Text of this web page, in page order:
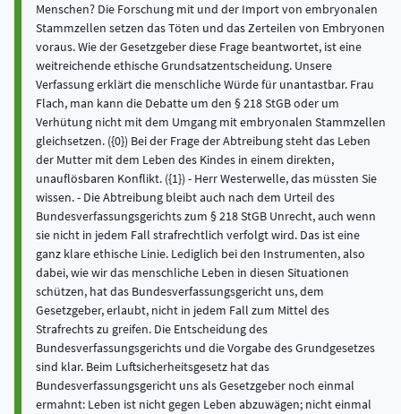
Menschen? Die Forschung mit und der Import von embryonalen
Stammzellen setzen das Töten und das Zerteilen von Embryonen
voraus. Wie der Gesetzgeber diese Frage beantwortet, ist eine
weitreichende ethische Grundsatzentscheidung. Unsere
Verfassung erklärt die menschliche Würde für unantastbar. Frau
Flach, man kann die Debatte um den § 218 StGB oder um
Verhütung nicht mit dem Umgang mit embryonalen Stammzellen
gleichsetzen. ({0}) Bei der Frage der Abtreibung steht das Leben
der Mutter mit dem Leben des Kindes in einem direkten,
unauflösbaren Konflikt. ({1}) - Herr Westerwelle, das müssten Sie
wissen. - Die Abtreibung bleibt auch nach dem Urteil des
Bundesverfassungsgerichts zum § 218 StGB Unrecht, auch wenn
sie nicht in jedem Fall strafrechtlich verfolgt wird. Das ist eine
ganz klare ethische Linie. Lediglich bei den Instrumenten, also
dabei, wie wir das menschliche Leben in diesen Situationen
schützen, hat das Bundesverfassungsgericht uns, dem
Gesetzgeber, erlaubt, nicht in jedem Fall zum Mittel des
Strafrechts zu greifen. Die Entscheidung des
Bundesverfassungsgerichts und die Vorgabe des Grundgesetzes
sind klar. Beim Luftsicherheitsgesetz hat das
Bundesverfassungsgericht uns als Gesetzgeber noch einmal
ermahnt: Leben ist nicht gegen Leben abzuwägen; nicht einmal